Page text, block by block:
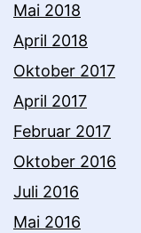
Mai 2018
April 2018
Oktober 2017
April 2017
Februar 2017
Oktober 2016
Juli 2016
Mai 2016